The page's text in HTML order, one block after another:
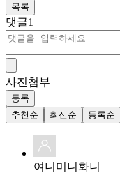
목록
댓글1
사진첨부
등록
추천순
최신순 등록순
여니미니화니